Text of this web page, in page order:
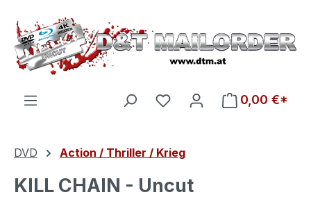
Zum Hauptinhalt springen
Du hast 0 Produkte auf
0,00 €*
DVD Action / Thriller / Krieg
KILL CHAIN - Uncut